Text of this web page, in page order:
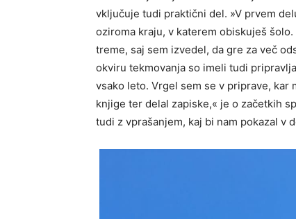
vključuje tudi praktični del. »V prvem
oziroma kraju, v katerem obiskuješ
treme, saj sem izvedel, da gre za več
okviru tekmovanja so imeli tudi
vsako leto. Vrgel sem se v priprave, kar
knjige ter delal zapiske,« je o začetkih
tudi z vprašanjem, kaj bi nam pokazal v